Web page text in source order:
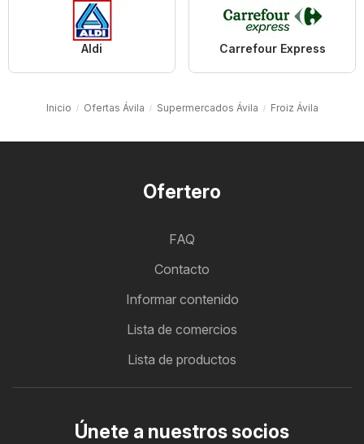
Aldi Carrefour Express
Inicio Ofertas Ávila Supermercados Ávila Froiz Ávila
Ofertero
FAQ
Contacto
Informar contenido
Lista de comercios
Lista de productos
Únete a nuestros socios